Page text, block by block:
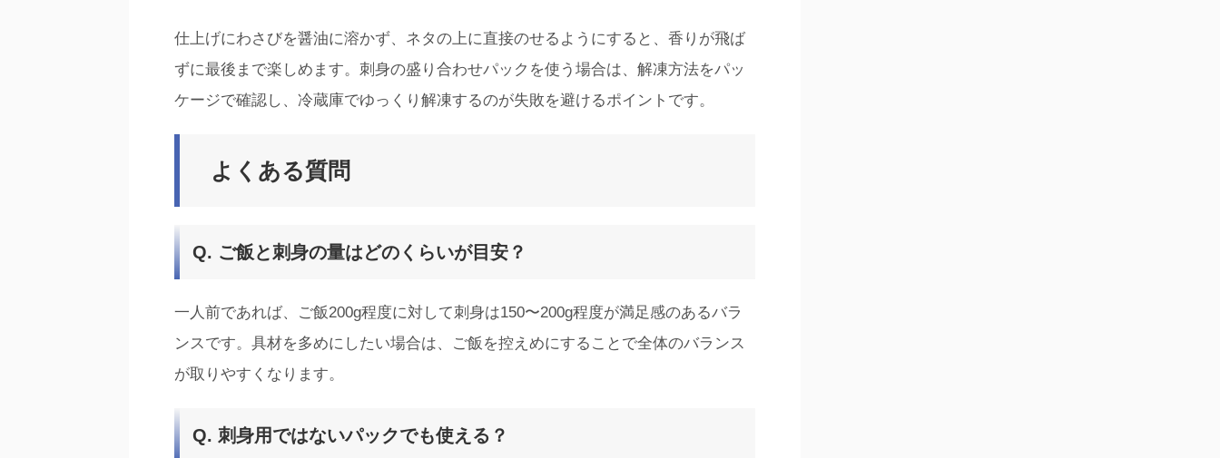
仕上げにわさびを醤油に溶かず、ネタの上に直接のせるようにすると、香りが飛ば
ずに最後まで楽しめます。刺身の盛り合わせパックを使う場合は、解凍方法をパッ
ケージで確認し、冷蔵庫でゆっくり解凍するのが失敗を避けるポイントです。
よくある質問
Q. ご飯と刺身の量はどのくらいが目安？
一人前であれば、ご飯200g程度に対して刺身は150〜200g程度が満足感のあるバラ
ンスです。具材を多めにしたい場合は、ご飯を控えめにすることで全体のバランス
が取りやすくなります。
Q. 刺身用ではないパックでも使える？